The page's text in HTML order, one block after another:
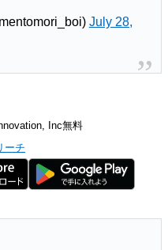
July 28,
Inc無料
ーチ